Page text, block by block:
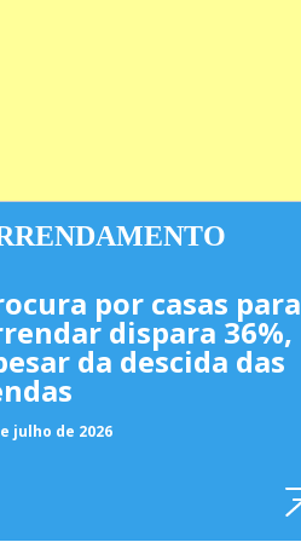
por casas para
dispara 36%,
da descida das
julho de 2026